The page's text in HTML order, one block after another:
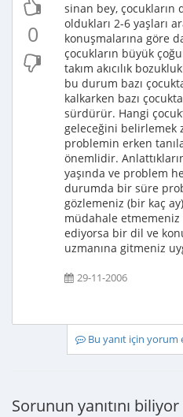
0
sinan bey,
oldukları 2-6 yaşları
konuşmalarına göre
çocukların büyük
takım akıcılık
bu durum bazı
kalkarken bazı
sürdürür. Hangi
geleceğini belirlemek
problemin erken
önemlidir.
yaşında ve problem
durumda bir süre
gözlemeniz (bir kaç
müdahale
ediyorsa bir dil ve
uzmanına gitmeniz
29-11-2006
Bu yanıt için yorum
Sorunun yanıtını